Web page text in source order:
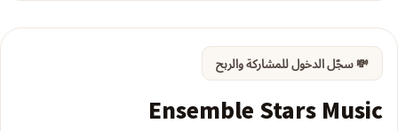
💸 سجّل الدخول للمشاركة والربح
Ensemble Stars Music